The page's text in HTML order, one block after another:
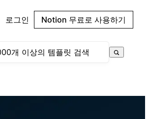
로그인 Notion 무료로 사용하기